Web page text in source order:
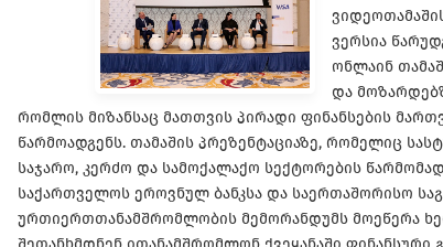
ვერსია
ონლაინ
და
რომლის მიზანსაც მათთვის პირადი ფინანსების
წარმოადგენს. თამაშის პრეზენტაციაზე, რომელიც
საჯარო, კერძო და სამოქალაქო სექტორების
საქართველოს ეროვნულ ბანკსა და საერთაშორისო
ურთიერთთანამშრომლობის მემორანდუმს მოეწერა